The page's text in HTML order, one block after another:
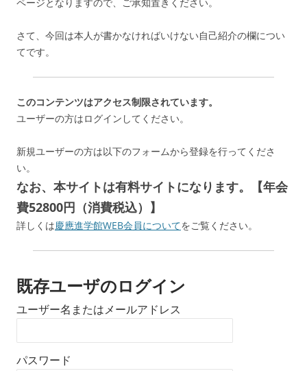
さて、今回は本人が書かなければいけない自己紹介の欄につい
てです。
このコンテンツはアクセス制限されています。
ユーザーの方はログインしてください。
新規ユーザーの方は以下のフォームから登録を行ってくださ
い。
なお、本サイトは有料サイトになります。【年会
費52800円（消費税込）】
詳しくは慶應進学館WEB会員についてをご覧ください。
既存ユーザのログイン
ユーザー名またはメールアドレス
パスワード